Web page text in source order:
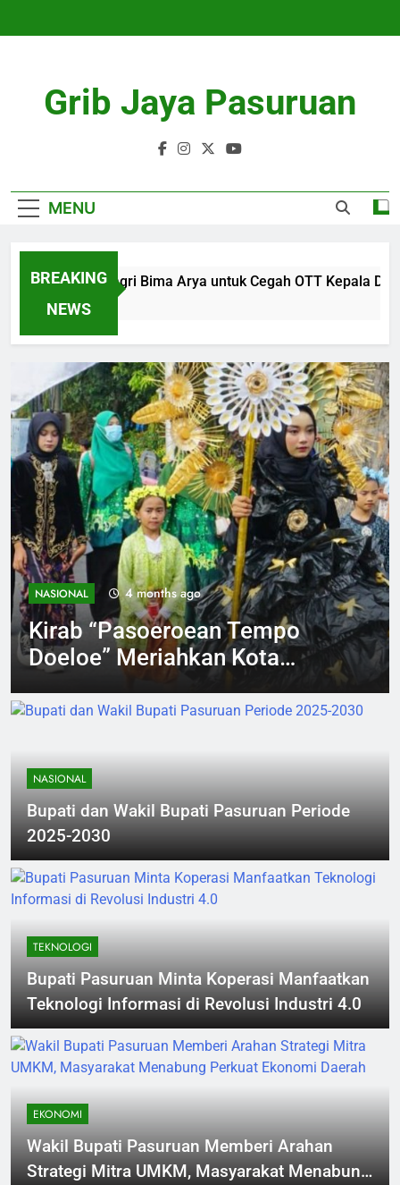
Grib Jaya Pasuruan
MENU
BREAKING
NEWS
Wamendagri Bima Arya untuk Cegah OTT Kepala Daerah
Ago
NASIONAL 4 months ago
Kirab “Pasoeroean Tempo
Doeloe” Meriahkan Kota
Lestarikan Budaya dan
NASIONAL
Bupati dan Wakil Bupati Pasuruan Periode
2025-2030
TEKNOLOGI
Bupati Pasuruan Minta Koperasi Manfaatkan
Teknologi Informasi di Revolusi Industri 4.0
EKONOMI
Wakil Bupati Pasuruan Memberi Arahan
Strategi Mitra UMKM, Masyarakat Menabung